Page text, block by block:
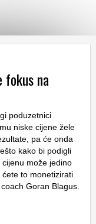
fokus na
poduzetnici
niske cijene žele
pa će onda
kako bi podigli
može jedino
to monetizirati
Goran Blagus.